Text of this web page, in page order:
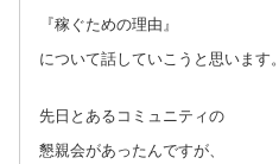
『稼ぐための理由』
について話していこうと思います。
先日とあるコミュニティの
懇親会があったんですが、